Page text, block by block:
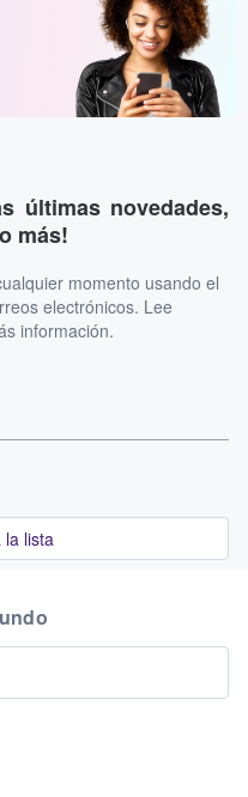
últimas novedades,
más!
momento usando el
electrónicos. Lee
información.
la lista